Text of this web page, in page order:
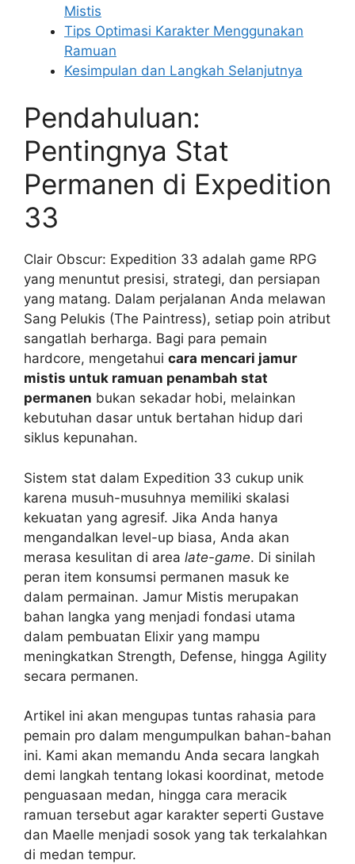
Mistis
Tips Optimasi Karakter Menggunakan
Ramuan
Kesimpulan dan Langkah Selanjutnya
Pendahuluan:
Pentingnya Stat
Permanen di Expedition
33
Clair Obscur: Expedition 33 adalah game RPG
yang menuntut presisi, strategi, dan persiapan
yang matang. Dalam perjalanan Anda melawan
Sang Pelukis (The Paintress), setiap poin atribut
sangatlah berharga. Bagi para pemain
hardcore, mengetahui cara mencari jamur
mistis untuk ramuan penambah stat
permanen bukan sekadar hobi, melainkan
kebutuhan dasar untuk bertahan hidup dari
siklus kepunahan.
Sistem stat dalam Expedition 33 cukup unik
karena musuh-musuhnya memiliki skalasi
kekuatan yang agresif. Jika Anda hanya
mengandalkan level-up biasa, Anda akan
merasa kesulitan di area late-game. Di sinilah
peran item konsumsi permanen masuk ke
dalam permainan. Jamur Mistis merupakan
bahan langka yang menjadi fondasi utama
dalam pembuatan Elixir yang mampu
meningkatkan Strength, Defense, hingga Agility
secara permanen.
Artikel ini akan mengupas tuntas rahasia para
pemain pro dalam mengumpulkan bahan-bahan
ini. Kami akan memandu Anda secara langkah
demi langkah tentang lokasi koordinat, metode
penguasaan medan, hingga cara meracik
ramuan tersebut agar karakter seperti Gustave
dan Maelle menjadi sosok yang tak terkalahkan
di medan tempur.